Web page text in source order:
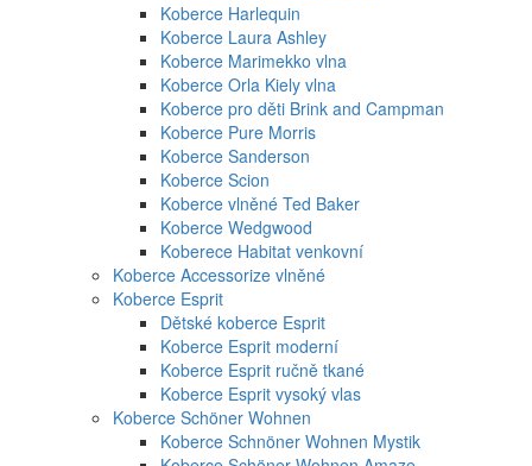
Koberce Harlequin
Koberce Laura Ashley
Koberce Marimekko vlna
Koberce Orla Kiely vlna
Koberce pro děti Brink and Campman
Koberce Pure Morris
Koberce Sanderson
Koberce Scion
Koberce vlněné Ted Baker
Koberce Wedgwood
Koberece Habitat venkovní
Koberce Accessorize vlněné
Koberce Esprit
Dětské koberce Esprit
Koberce Esprit moderní
Koberce Esprit ručně tkané
Koberce Esprit vysoký vlas
Koberce Schöner Wohnen
Koberce Schnöner Wohnen Mystik